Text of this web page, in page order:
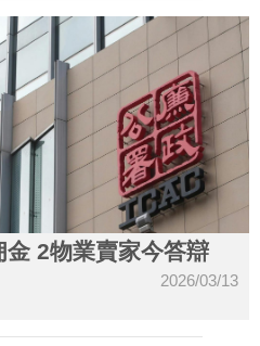
2物業賣家今答辯
2026/03/13